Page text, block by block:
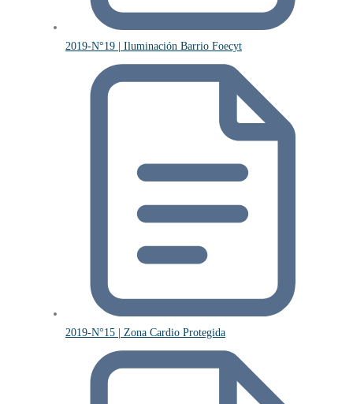
2019-N°19 | Iluminación Barrio Foecyt
2019-N°15 | Zona Cardio Protegida